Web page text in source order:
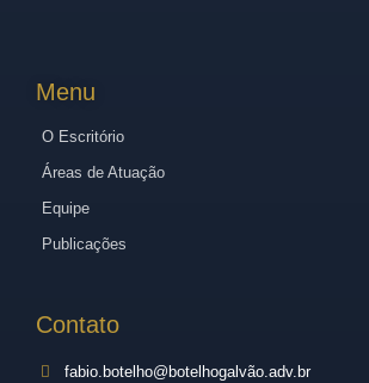
Menu
O Escritório
Áreas de Atuação
Equipe
Publicações
Contato
fabio.botelho@botelhogalvão.adv.br